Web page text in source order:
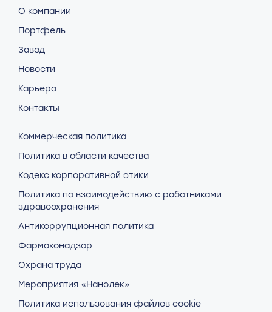
О компании
Портфель
Завод
Новости
Карьера
Контакты
Коммерческая политика
Политика в области качества
Кодекс корпоративной этики
Политика по взаимодействию с работниками
здравоохранения
Антикоррупционная политика
Фармаконадзор
Охрана труда
Мероприятия «Нанолек»
Политика использования файлов cookie